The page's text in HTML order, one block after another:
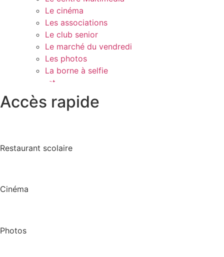
Le cinéma
Les associations
Le club senior
Le marché du vendredi
Les photos
La borne à selfie
Contact
Accès rapide
Restaurant scolaire
Cinéma
Photos